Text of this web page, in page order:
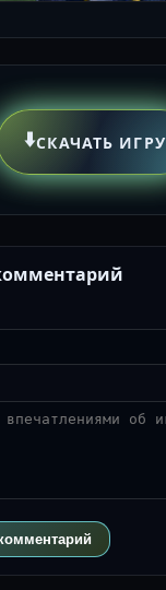
⬇️СКАЧАТЬ ИГРУ